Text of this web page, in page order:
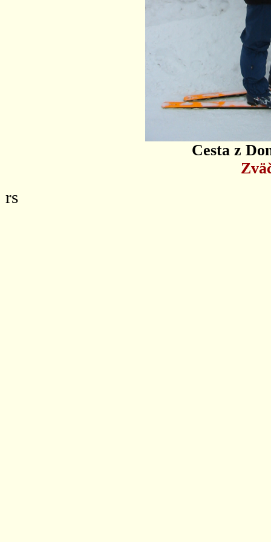
Cesta z
rs